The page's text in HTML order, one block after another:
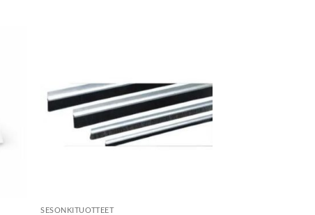
SESONKITUOTTEET